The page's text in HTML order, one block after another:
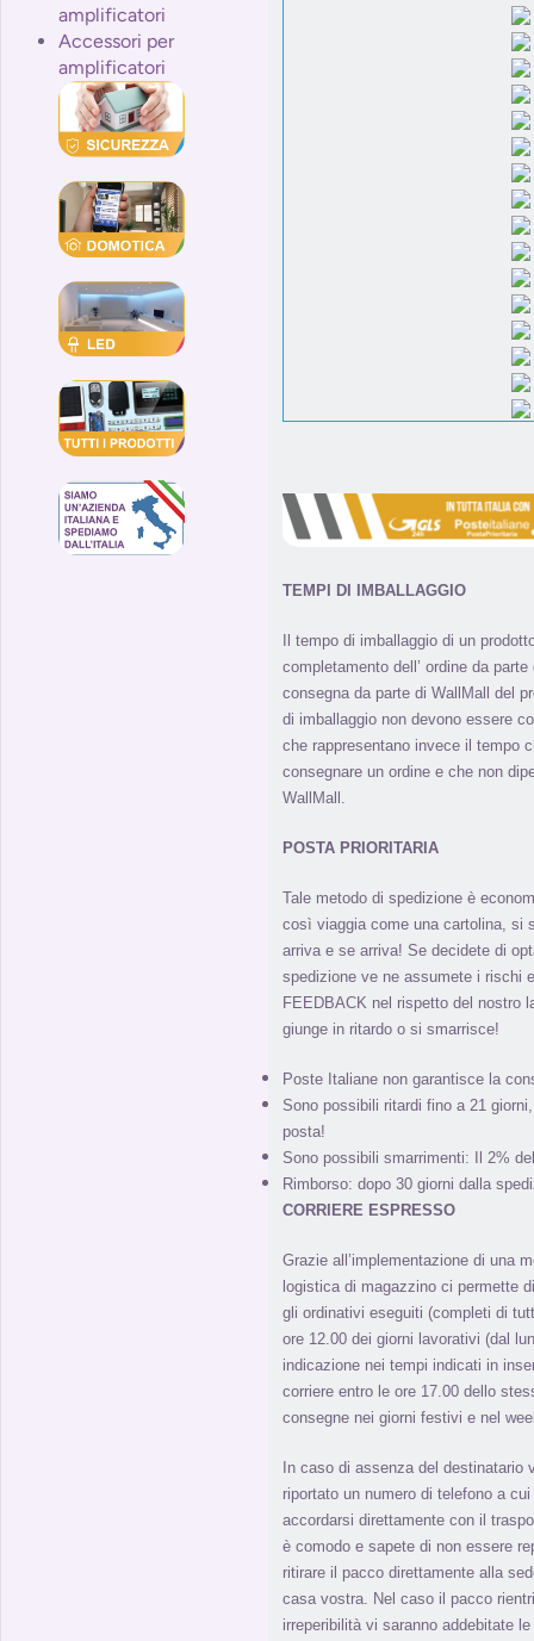
amplificatori
Accessori per
amplificatori
TEMPI DI IMBALLAGGIO
Il tempo di imballaggio di un
completamento dell’ ordine da
consegna da parte di WallMall del
di imballaggio non devono essere
che rappresentano invece il tempo
consegnare un ordine e che non
WallMall.
POSTA PRIORITARIA
Tale metodo di spedizione è
così viaggia come una cartolina, si
arriva e se arriva! Se decidete di
spedizione ve ne assumete i rischi
FEEDBACK nel rispetto del nostro
giunge in ritardo o si smarrisce!
Poste Italiane non garantisce la
Sono possibili ritardi fino a 21
posta!
Sono possibili smarrimenti: Il 2%
Rimborso: dopo 30 giorni dalla
CORRIERE ESPRESSO
Grazie all’implementazione di una
logistica di magazzino ci permette
gli ordinativi eseguiti (completi di
ore 12.00 dei giorni lavorativi (dal
indicazione nei tempi indicati in
corriere entro le ore 17.00 dello
consegne nei giorni festivi e nel
In caso di assenza del
riportato un numero di telefono a
accordarsi direttamente con il
è comodo e sapete di non essere
ritirare il pacco direttamente alla
casa vostra. Nel caso il pacco
irreperibilità vi saranno addebitate